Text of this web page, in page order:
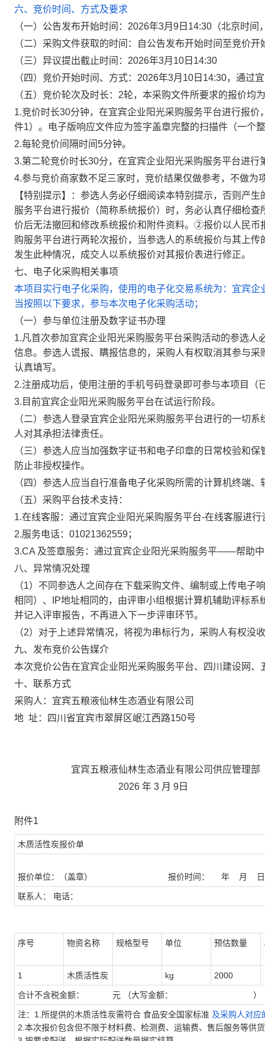
六、竞价时间、方式及要求
（一）公告发布开始时间 ： 2026年3月9日14:30（北京时间
（二）采购文件获取的时间：自公告发布开始时间至竞价开
（三）异议提出截止时间：2026年3月10日14:30
（四）竞价开始时间、方式：2026年3月10日14:30， 通过
（五）竞价轮次及时长：2轮，本采购文件所要求的报价均
1.竞价时长30分钟，在宜宾企业阳光采购服务平台进行报价
件1）。电子版响应文件应为签字盖章完整的扫描件（一个
2.每轮竞价间隔时间5分钟。
3.第二轮竞价时长30分，在宜宾企业阳光采购服务平台进行
4.参与竞价商家数不足三家时，竞价结果仅做参考，不做为
【特别提示】：参选人务必仔细阅读本特别提示，否则产
服务平台进行报价（简称系统报价）时，务必认真仔细检
价后无法撤回和修改系统报价和附件资料。②报价以人民
购服务平台进行两轮次报价，当参选人的系统报价与其上
发生此种情况，成交人以系统报价对其报价表进行修正。
七、电子化采购相关事项
本项目实行电子化采购，使用的电子化交易系统为：宜宾
当按照以下要求，参与本次电子化采购活动；
（一）参与单位注册及数字证书办理
1.凡首次参加宜宾企业阳光采购服务平台采购活动的参选
信息。参选人谎报、瞒报信息的，采购人有权取消其参与
认真填写。
2.注册成功后，使用注册的手机号码登录即可参与本项目
3.目前宜宾企业阳光采购服务平台在试运行阶段。
（二）参选人登录宜宾企业阳光采购服务平台进行的一切
人对其承担法律责任。
（三）参选人应当加强数字证书和电子印章的日常校验和
防止非授权操作。
（四）参选人应当自行准备电子化采购所需的计算机终端
（五）采购平台技术支持：
1.在线客服：通过宜宾企业阳光采购服务平台-在线客服进行
2.服务电话：01021362559；
3.CA 及签章服务：通过宜宾企业阳光采购服务平——帮助
八、异常情况处理
（1）不同参选人之间存在下载采购文件、编制或上传电
相同）、IP地址相同的，由评审小组根据计算机辅助评标
并记入评审报告，不再进入下一步评审环节。
（2）对于上述异常情况，将视为串标行为，采购人有权没收
九、发布竞价公告媒介
本次竞价公告在宜宾企业阳光采购服务平台、四川建设网、
十、联系方式
采购人：宜宾五粮液仙林生态酒业有限公司
地 址：四川省宜宾市翠屏区岷江西路150号
宜宾五粮液仙林生态酒业有限公司供应管理部
2026 年 3 月 9日
附件1
木质活性炭报价单
报价单位：（盖章） 报价时间： 年 月 日
联系人： 电话：
序号 物资名称 规格型号 单位 预估数量
1 木质活性炭 kg 2000
合计不含税金额： 元 （大写金额： ）
注：1.所提供的木质活性炭需符合 食品安全国家标准 及采购人对应
2.本次报价包含但不限于材料费、检测费、运输费、售后服务等供